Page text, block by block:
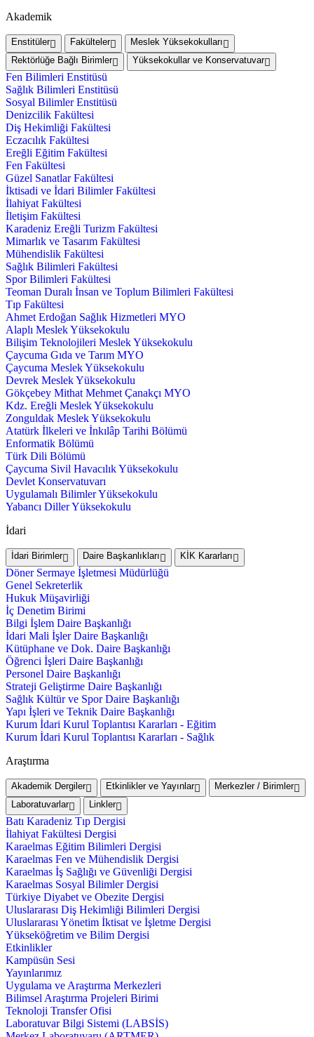
Akademik
Enstitüler Fakülteler
Meslek Yüksekokulları
Rektörlüğe Bağlı Birimler
Yüksekokullar ve Konservatuvar
Fen Bilimleri Enstitüsü
Sağlık Bilimleri Enstitüsü
Sosyal Bilimler Enstitüsü
Denizcilik Fakültesi
Diş Hekimliği Fakültesi
Eczacılık Fakültesi
Ereğli Eğitim Fakültesi
Fen Fakültesi
Güzel Sanatlar Fakültesi
İktisadi ve İdari Bilimler Fakültesi
İlahiyat Fakültesi
İletişim Fakültesi
Karadeniz Ereğli Turizm Fakültesi
Mimarlık ve Tasarım Fakültesi
Mühendislik Fakültesi
Sağlık Bilimleri Fakültesi
Spor Bilimleri Fakültesi
Teoman Duralı İnsan ve Toplum Bilimleri Fakültesi
Tıp Fakültesi
Ahmet Erdoğan Sağlık Hizmetleri MYO
Alaplı Meslek Yüksekokulu
Bilişim Teknolojileri Meslek Yüksekokulu
Çaycuma Gıda ve Tarım MYO
Çaycuma Meslek Yüksekokulu
Devrek Meslek Yüksekokulu
Gökçebey Mithat Mehmet Çanakçı MYO
Kdz. Ereğli Meslek Yüksekokulu
Zonguldak Meslek Yüksekokulu
Atatürk İlkeleri ve İnkılâp Tarihi Bölümü
Enformatik Bölümü
Türk Dili Bölümü
Çaycuma Sivil Havacılık Yüksekokulu
Devlet Konservatuvarı
Uygulamalı Bilimler Yüksekokulu
Yabancı Diller Yüksekokulu
İdari
İdari Birimler Daire Başkanlıkları KİK Kararları
Döner Sermaye İşletmesi Müdürlüğü
Genel Sekreterlik
Hukuk Müşavirliği
İç Denetim Birimi
Bilgi İşlem Daire Başkanlığı
İdari Mali İşler Daire Başkanlığı
Kütüphane ve Dok. Daire Başkanlığı
Öğrenci İşleri Daire Başkanlığı
Personel Daire Başkanlığı
Strateji Geliştirme Daire Başkanlığı
Sağlık Kültür ve Spor Daire Başkanlığı
Yapı İşleri ve Teknik Daire Başkanlığı
Kurum İdari Kurul Toplantısı Kararları - Eğitim
Kurum İdari Kurul Toplantısı Kararları - Sağlık
Araştırma
Akademik Dergiler Etkinlikler ve Yayınlar
Merkezler / Birimler
Laboratuvarlar
Linkler
Batı Karadeniz Tıp Dergisi
İlahiyat Fakültesi Dergisi
Karaelmas Eğitim Bilimleri Dergisi
Karaelmas Fen ve Mühendislik Dergisi
Karaelmas İş Sağlığı ve Güvenliği Dergisi
Karaelmas Sosyal Bilimler Dergisi
Türkiye Diyabet ve Obezite Dergisi
Uluslararası Diş Hekimliği Bilimleri Dergisi
Uluslararası Yönetim İktisat ve İşletme Dergisi
Yükseköğretim ve Bilim Dergisi
Etkinlikler
Kampüsün Sesi
Yayınlarımız
Uygulama ve Araştırma Merkezleri
Bilimsel Araştırma Projeleri Birimi
Teknoloji Transfer Ofisi
Laboratuvar Bilgi Sistemi (LABSİS)